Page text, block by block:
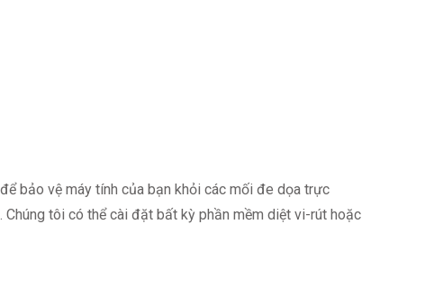
bảo vệ máy tính của bạn khỏi các mối đe dọa trực
tôi có thể cài đặt bất kỳ phần mềm diệt vi-rút hoặc